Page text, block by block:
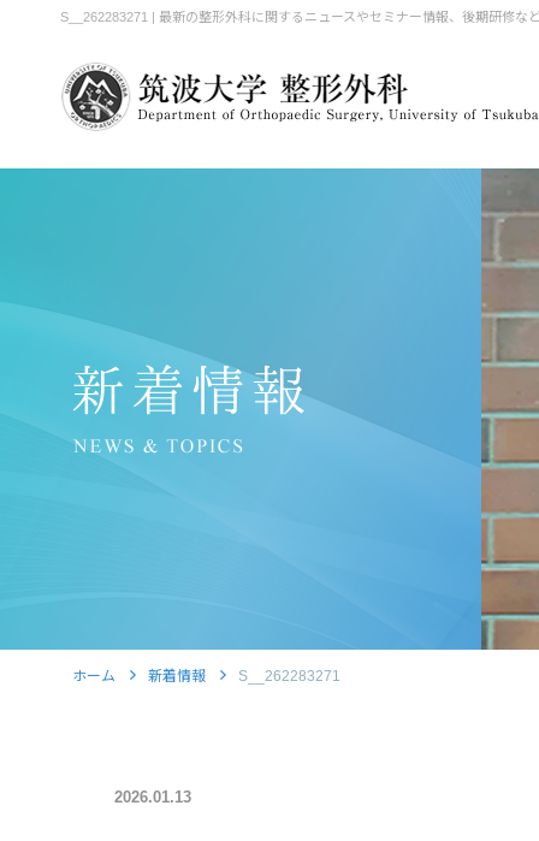
S__262283271 | 最新の整形外科に関するニュースやセミナー情報、後期研修な
ホーム 新着情報 S__262283271
2026.01.13